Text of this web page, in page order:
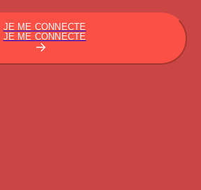
JE ME CONNECTE
JE ME CONNECTE